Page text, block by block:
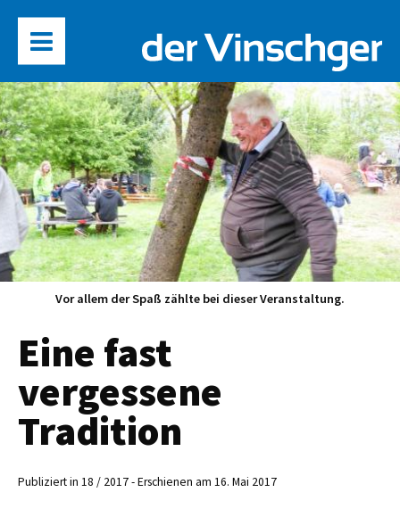
Vor allem der Spaß zählte bei dieser Veranstaltung.
Eine fast
vergessene
Tradition
Publiziert in 18 / 2017 - Erschienen am 16. Mai 2017